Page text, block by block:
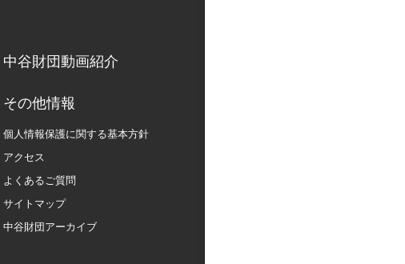
中谷財団動画紹介
その他情報
個人情報保護に関する基本方針
アクセス
よくあるご質問
サイトマップ
中谷財団アーカイブ